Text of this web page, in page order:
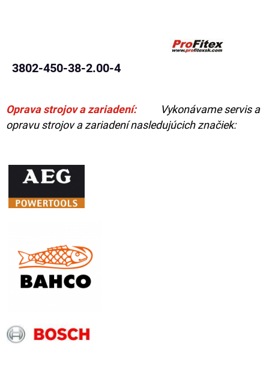
3802-450-38-2.00-4
Oprava strojov a zariadení:
Vykonávame servis a
opravu strojov a zariadení nasledujúcich značiek: